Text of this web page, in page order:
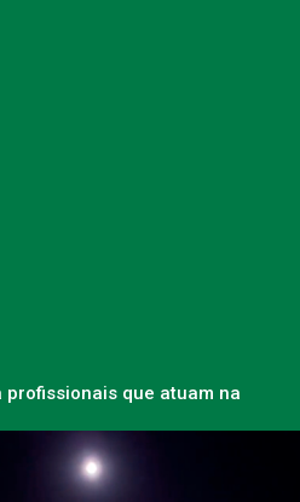
que atuam na